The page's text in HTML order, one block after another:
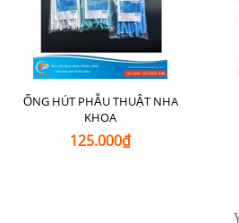
ỐNG HÚT PHẪU THUẬT NHA
KHOA
125.000₫